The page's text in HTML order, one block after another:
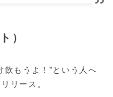
）
飲もうよ！”という人へ
リース。